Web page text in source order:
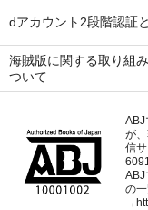
dアカウント2段階認証
海賊版に関する取り組
ついて
ABJ
が
信
ABJ
の
→